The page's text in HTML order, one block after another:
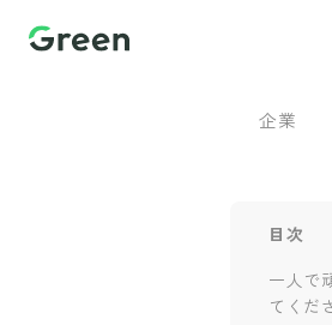
企業
目次
一人で
てくだ